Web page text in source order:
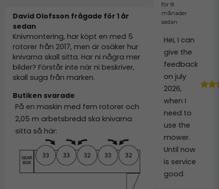
David Olofsson frågade för 1 år
sedan
Knivmontering, har köpt en med 5
rotorer från 2017, men är osäker hur
knivarna skall sitta. Har ni några mer
bilder? Förstår inte när ni beskriver,
skall suga från marken.
Butiken svarade
På en maskin med fem rotorer och
2,05 m arbetsbredd ska knivarna
sitta så här:
för 8
månader
sedan
Hei, I can
give the
feedback
on july
2026,
when I
need to
use the
mower.
Until now
is service
good.